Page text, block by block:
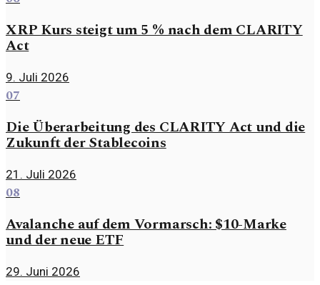
XRP Kurs steigt um 5 % nach dem CLARITY
Act
9. Juli 2026
07
Die Überarbeitung des CLARITY Act und die
Zukunft der Stablecoins
21. Juli 2026
08
Avalanche auf dem Vormarsch: $10-Marke
und der neue ETF
29. Juni 2026